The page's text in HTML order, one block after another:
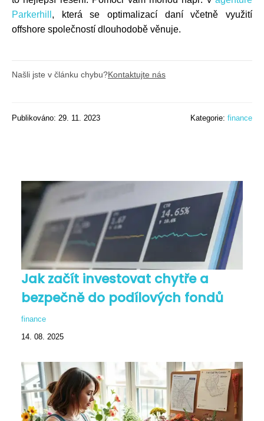
Parkerhill , která se optimalizací daní včetně využití
offshore společností dlouhodobě věnuje.
Našli jste v článku chybu?Kontaktujte nás
Publikováno: 29. 11. 2023 Kategorie: finance
Jak začít investovat chytře a
bezpečně do podílových fondů
finance
14. 08. 2025